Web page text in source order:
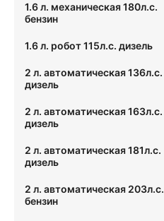
1.6 л. механическая 180л.с.
бензин
1.6 л. робот 115л.с. дизель
2 л. автоматическая 136л.с.
дизель
2 л. автоматическая 163л.с.
дизель
2 л. автоматическая 181л.с.
дизель
2 л. автоматическая 203л.с.
бензин